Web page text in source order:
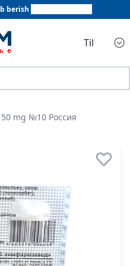
berish
Til
mg №10 Россия